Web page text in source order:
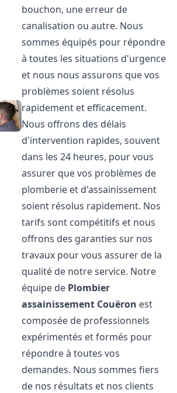
bouchon, une erreur de
canalisation ou autre. Nous
sommes équipés pour répondre
à toutes les situations d'urgence
et nous nous assurons que vos
problèmes soient résolus
rapidement et efficacement.
Nous offrons des délais
d'intervention rapides, souvent
dans les 24 heures, pour vous
assurer que vos problèmes de
plomberie et d'assainissement
soient résolus rapidement. Nos
tarifs sont compétitifs et nous
offrons des garanties sur nos
travaux pour vous assurer de la
qualité de notre service. Notre
équipe de Plombier
assainissement Couëron est
composée de professionnels
expérimentés et formés pour
répondre à toutes vos
demandes. Nous sommes fiers
de nos résultats et nos clients